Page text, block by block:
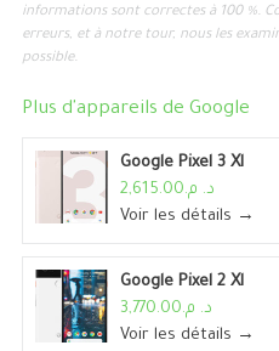
informations sont correctes à 100 %.
erreurs, et à notre tour, nous les
possible.
Plus d'appareils de Google
Google Pixel 3 Xl
د. م.2,615.00
Voir les détails →
Google Pixel 2 Xl
د. م.3,770.00
Voir les détails →